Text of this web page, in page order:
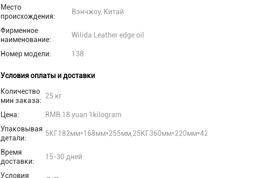
Место
происхождения:
Вэнчжоу, Китай
Фирменное
наименование:
Wilida Leather edge oil
Номер модели: 138
Условия оплаты и доставки
Количество
мин заказа:
25 кг
Цена:
RMB 18 yuan 1kilogram
Упаковывая
детали:
5КГ182мм*168мм*255мм,25КГ360мм*220мм*420мм
Время
доставки:
15-30 дней
Условия